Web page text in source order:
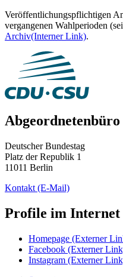
Veröffentlichungspflichtigen
vergangenen Wahlperioden
Archiv(Interner Link).
Abgeordnetenbüro
Deutscher Bundestag
Platz der Republik 1
11011 Berlin
Kontakt (E-Mail)
Profile im Internet
Homepage (Externer
Facebook (Externer
Instagram (Externer